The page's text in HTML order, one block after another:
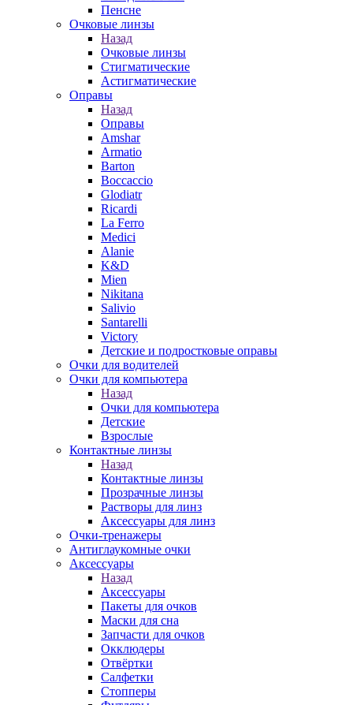
Пенсне
Очковые линзы
Назад
Очковые линзы
Стигматические
Астигматические
Оправы
Назад
Оправы
Amshar
Armatio
Barton
Boccaccio
Glodiatr
Ricardi
La Ferro
Medici
Alanie
K&D
Mien
Nikitana
Salivio
Santarelli
Victory
Детские и подростковые оправы
Очки для водителей
Очки для компьютера
Назад
Очки для компьютера
Детские
Взрослые
Контактные линзы
Назад
Контактные линзы
Прозрачные линзы
Растворы для линз
Аксессуары для линз
Очки-тренажеры
Антиглаукомные очки
Аксессуары
Назад
Аксессуары
Пакеты для очков
Маски для сна
Запчасти для очков
Окклюдеры
Отвёртки
Салфетки
Стопперы